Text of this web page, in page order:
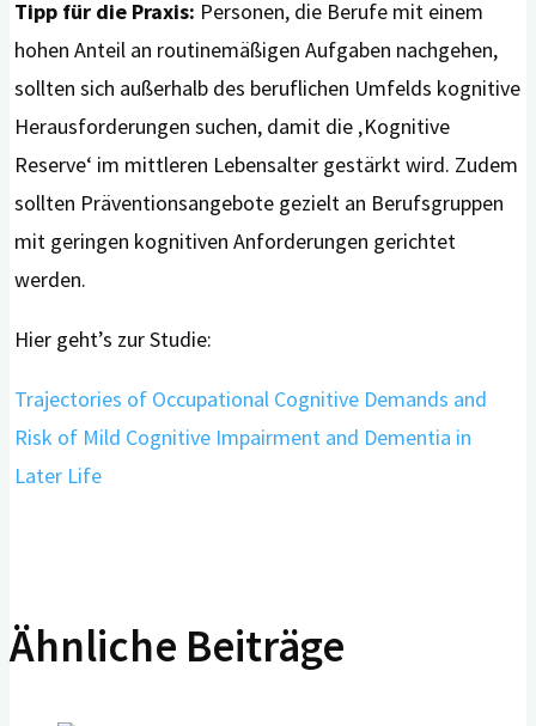
Tipp für die Praxis: Personen, die Berufe mit einem
hohen Anteil an routinemäßigen Aufgaben nachgehen,
sollten sich außerhalb des beruflichen Umfelds kognitive
Herausforderungen suchen, damit die ‚Kognitive
Reserve‘ im mittleren Lebensalter gestärkt wird. Zudem
sollten Präventionsangebote gezielt an Berufsgruppen
mit geringen kognitiven Anforderungen gerichtet
werden.
Hier geht’s zur Studie:
Trajectories of Occupational Cognitive Demands and
Risk of Mild Cognitive Impairment and Dementia in
Later Life
Ähnliche Beiträge